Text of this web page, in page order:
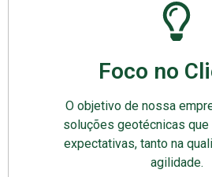
Foco no
O objetivo de nossa
soluções geotécnicas
expectativas, tanto na
agilidade.